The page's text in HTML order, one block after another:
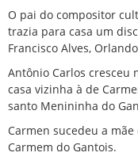
O pai do compositor
trazia para casa um
Francisco Alves,
Antônio Carlos cresceu
casa vizinha à de
santo Menininha do
Carmen sucedeu a
Carmem do Gantois.